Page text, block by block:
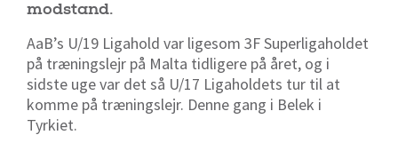
modstand.
AaB’s U/19 Ligahold var ligesom 3F Superligaholdet
på træningslejr på Malta tidligere på året, og i
sidste uge var det så U/17 Ligaholdets tur til at
komme på træningslejr. Denne gang i Belek i
Tyrkiet.